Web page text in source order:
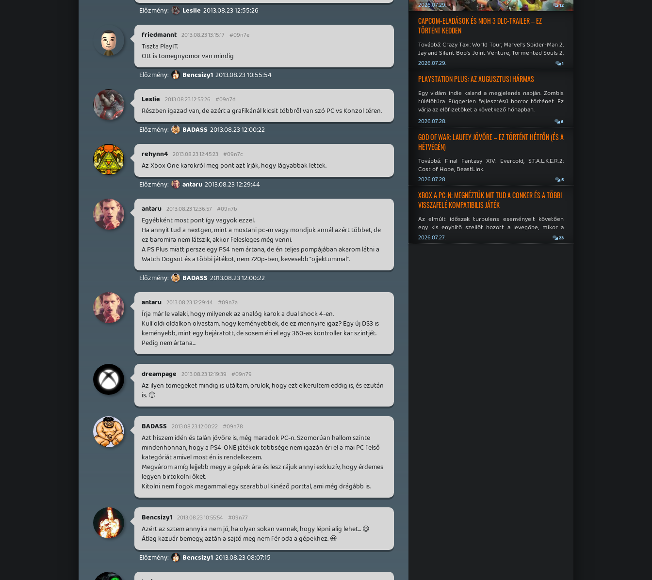
Leslie 2013.08.23 12:55:26
friedmannt 2013.08.23 13:15:17 #09n7e
Tiszta PlayIT.
Ott is tomegnyomor van mindig
Bencsizy1 2013.08.23 10:55:54
Leslie 2013.08.23 12:55:26 #09n7d
Részben igazad van, de azért a grafikánál kicsit többről van szó PC vs Konzol téren.
BADASS 2013.08.23 12:00:22
rehynn4 2013.08.23 12:45:23 #09n7c
Az Xbox One karokról meg pont azt írják, hogy lágyabbak lettek.
antaru 2013.08.23 12:29:44
antaru 2013.08.23 12:36:57 #09n7b
Egyébként most pont így vagyok ezzel.
Ha annyit tud a nextgen, mint a mostani pc-m vagy mondjuk annál azért többet, de
ez baromira nem látszik, akkor felesleges még venni.
A PS Plus miatt persze egy PS4 nem ártana, de én teljes pompájában akarom látni a
Watch Dogsot és a többi játékot, nem 720p-ben, kevesebb "ojjektummal".
BADASS 2013.08.23 12:00:22
antaru 2013.08.23 12:29:44 #09n7a
Írja már le valaki, hogy milyenek az analóg karok a dual shock 4-en.
Külföldi oldalkon olvastam, hogy keményebbek, de ez mennyire igaz? Egy új DS3 is
keményebb, mint egy bejáratott, de sosem éri el egy 360-as kontroller kar szintjét.
Pedig nem ártana...
dreampage 2013.08.23 12:19:39 #09n79
Az ilyen tömegeket mindig is utáltam, örülök, hogy ezt elkerültem eddig is, és ezután
is. 🙂
BADASS 2013.08.23 12:00:22 #09n78
Azt hiszem idén és talán jövőre is, még maradok PC-n. Szomorúan hallom szinte
mindenhonnan, hogy a PS4-ONE játékok többsége nem igazán éri el a mai PC felső
kategóriát amivel most én is rendelkezem.
Megvárom amíg lejjebb megy a gépek ára és lesz rájuk annyi exkluzív, hogy érdemes
legyen birtokolni őket.
Kitolni nem fogok magammal egy szarabbul kinéző porttal, ami még drágább is.
Bencsizy1 2013.08.23 10:55:54 #09n77
Azért az sztem annyira nem jó, ha olyan sokan vannak, hogy lépni alig lehet... 😃
Átlag kazuár bemegy, aztán a sajtó meg nem fér oda a gépekhez. 😃
Bencsizy1 2013.08.23 08:07:15
2026.07.29. 12
CAPCOM-ELADÁSOK ÉS NIOH 3 DLC-TRAILER – EZ
TÖRTÉNT KEDDEN
Továbbá: Crazy Taxi: World Tour, Marvel's Spider-Man 2,
Jay and Silent Bob's Joint Venture, Tormented Souls 2,
No More Room in Hell, Slain 2: The Beast Within.
2026.07.29. 1
PLAYSTATION PLUS: AZ AUGUSZTUSI HÁRMAS
Egy vidám indie kaland a megjelenés napján. Zombis
túlélőtúra. Független fejlesztésű horror történet. Ez
várja az előfizetőket a következő hónapban.
2026.07.28. 6
GOD OF WAR: LAUFEY JÖVŐRE – EZ TÖRTÉNT HÉTFŐN (ÉS A
HÉTVÉGÉN)
Továbbá: Final Fantasy XIV: Evercold, S.T.A.L.K.E.R.2:
Cost of Hope, BeastLink.
2026.07.28. 5
XBOX A PC-N: MEGNÉZTÜK MIT TUD A CONKER ÉS A TÖBBI
VISSZAFELÉ KOMPATIBILIS JÁTÉK
Az elmúlt időszak turbulens eseményeit követően
egy kis enyhítő szellőt hozott a levegőbe, mikor a
Microsoft bejelentette, hogy PC-re is kiterjesztik az
Xbox Original visszafelé kompatibilitást. Lássuk,
2026.07.27. 23